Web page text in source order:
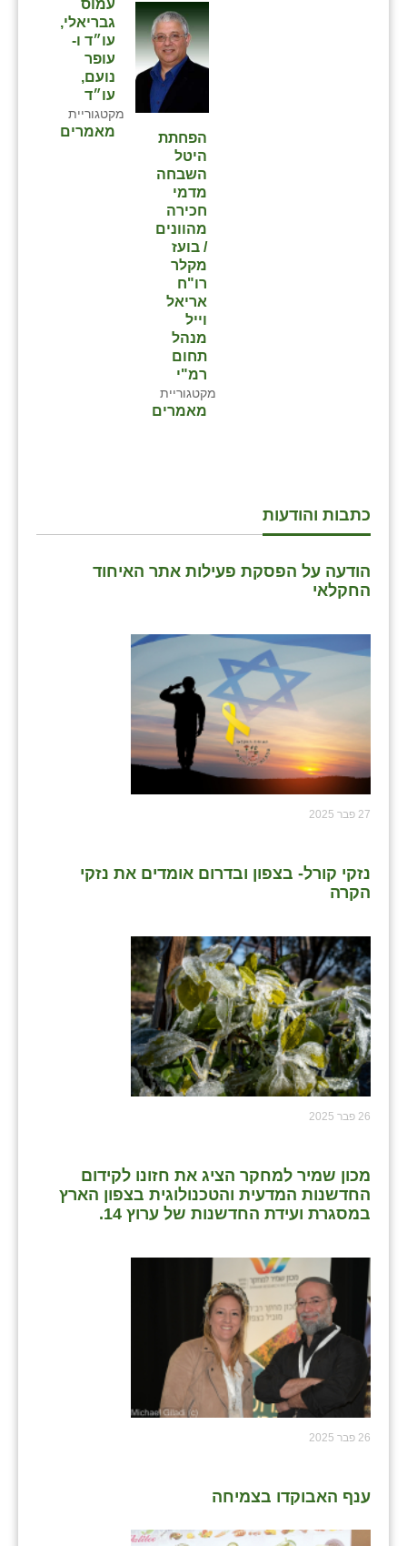
עמוס
גבריאלי,
עו״ד ו-
עופר
נועם,
עו״ד
מקטגוריית
מאמרים
הפחתת
היטל
השבחה
מדמי
חכירה
מהוונים
/ בועז
מקלר
רו"ח
אריאל
וייל
מנהל
תחום
רמ"י
מקטגוריית
מאמרים
כתבות והודעות
הודעה על הפסקת פעילות אתר האיחוד
החקלאי
27 פבר 2025
נזקי קורל- בצפון ובדרום אומדים את נזקי
הקרה
26 פבר 2025
מכון שמיר למחקר הציג את חזונו לקידום
החדשנות המדעית והטכנולוגית בצפון הארץ
במסגרת ועידת החדשנות של ערוץ 14.
26 פבר 2025
ענף האבוקדו בצמיחה